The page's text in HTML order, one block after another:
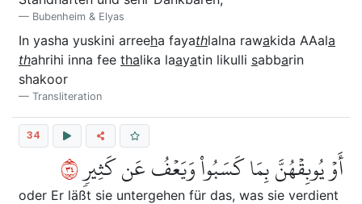
Bubenheim & Elyas
In yasha yuskini arreeha fayathlalna rawakida AAala
thahrihi inna fee thalika laayatin likulli sabbarin
shakoor
Transliteration
34
أَوۡ يُوبِقۡهُنَّ بِمَا كَسَبُواْ وَيَعۡفُ عَن كَثِيرٖ٤٣
oder Er läßt sie untergehen für das, was sie verdient